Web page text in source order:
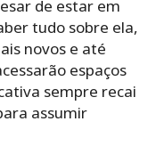
de estar em
tudo sobre ela,
novos e até
espaços
sempre recai
assumir